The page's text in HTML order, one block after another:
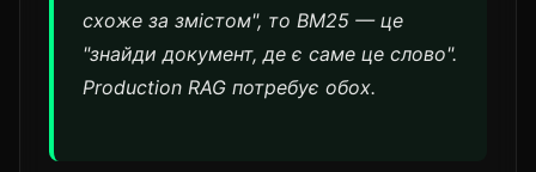
схоже за змістом", то BM25 — це
"знайди документ, де є саме це слово".
Production RAG потребує обох.